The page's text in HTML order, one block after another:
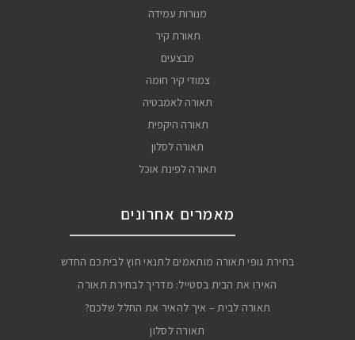
מנורות עמידה
תאורת קיר
מבצעים
צמודי קיר חומה
תאורה לאמבטיה
תאורה היקפית
תאורה לסלון
תאורה לפינת אוכל
מאמרים אחרונים
בחירת גופי תאורה מותאמים לתנאי חוץ לביתכם החדש
האירו את הבית בסטייל: מדריך לבחירת תאורה
תאורה לבית – איך להאיר את החלל שלכם?
תאורה לסלון